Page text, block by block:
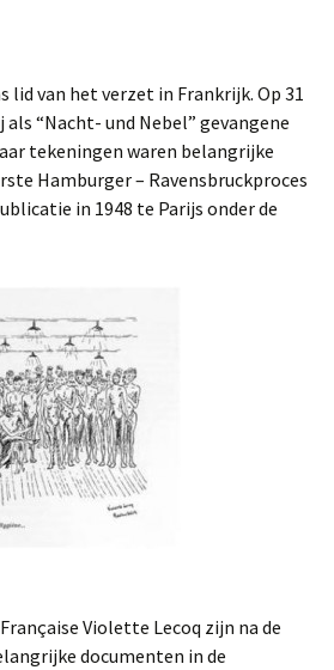
lid van het verzet in Frankrijk. Op 31
“Nacht- und Nebel” gevangene
tekeningen waren belangrijke
Hamburger – Ravensbruckproces
in 1948 te Parijs onder de
Violette Lecoq zijn na de
documenten in de